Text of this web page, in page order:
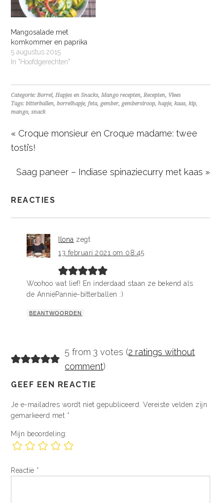
Mangosalade met
komkommer en paprika
5 augustus 2015
In "Hoofdgerechten"
Categorie:Borrel,Hapjes en Snacks,Mango recepten,Recepten, Vlees
Tags:bitterballen,borrelhapje,feta, gember, gembersiroop,hapje,kaas,kip,
mango,snack
« Croque monsieur en Croque madame: twee
tosti’s!
Saag paneer – Indiase spinaziecurry met kaas »
REACTIES
Ilona zegt
13 februari 2021 om 08:45
Woohoo wat lief! En inderdaad staan ze bekend als
de AnniePannie-bitterballen :)
BEANTWOORDEN
5 from 3 votes (2 ratings without
comment)
GEEF EEN REACTIE
Je e-mailadres wordt niet gepubliceerd.
Vereiste velden zijn
gemarkeerd met *
Mijn beoordeling:
Reactie *